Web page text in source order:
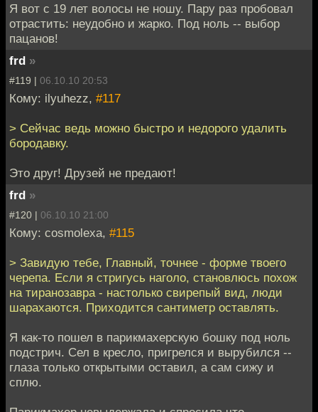
Я вот с 19 лет волосы не ношу. Пару раз пробовал
отрастить: неудобно и жарко. Под ноль -- выбор
пацанов!
frd »
#119 | 06.10.10 20:53
Кому: ilyuhezz, #117
> Сейчас ведь можно быстро и недорого удалить
бородавку.
Это друг! Друзей не предают!
frd »
#120 | 06.10.10 21:00
Кому: cosmolexa, #115
> Завидую тебе, Главный, точнее - форме твоего
черепа. Если я стригусь наголо, становлюсь похож
на тиранозавра - настолько свирепый вид, люди
шарахаются. Приходится сантиметр оставлять.
Я как-то пошел в парикмахерскую бошку под ноль
подстрич. Сел в кресло, пригрелся и вырубился --
глаза только открытыми оставил, а сам сижу и
сплю.